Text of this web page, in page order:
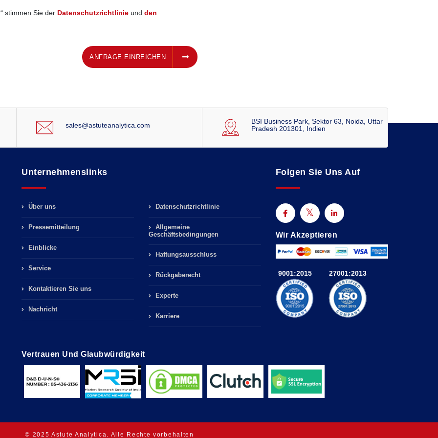
stimmen Sie der Datenschutzrichtlinie undden
ANFRAGE EINREICHEN
sales@astuteanalytica.com
BSI Business Park, Sektor 63, Noida, Uttar
Pradesh 201301, Indien
Unternehmenslinks
Über uns
Pressemitteilung
Einblicke
Service
Kontaktieren Sie uns
Nachricht
Datenschutzrichtlinie
Allgemeine
Geschäftsbedingungen
Haftungsausschluss
Rückgaberecht
Experte
Karriere
Folgen Sie Uns Auf
Wir Akzeptieren
9001:2015 27001:2013
Vertrauen Und Glaubwürdigkeit
© 2025 Astute Analytica. Alle Rechte vorbehalten